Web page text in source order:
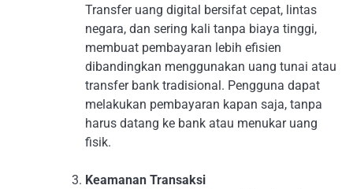
Transfer uang digital bersifat cepat, lintas
negara, dan sering kali tanpa biaya tinggi,
membuat pembayaran lebih efisien
dibandingkan menggunakan uang tunai atau
transfer bank tradisional. Pengguna dapat
melakukan pembayaran kapan saja, tanpa
harus datang ke bank atau menukar uang
fisik.
Keamanan Transaksi